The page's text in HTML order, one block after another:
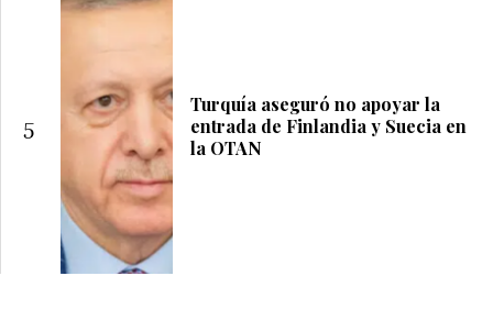
5
Turquía aseguró no apoyar la
entrada de Finlandia y Suecia en
la OTAN